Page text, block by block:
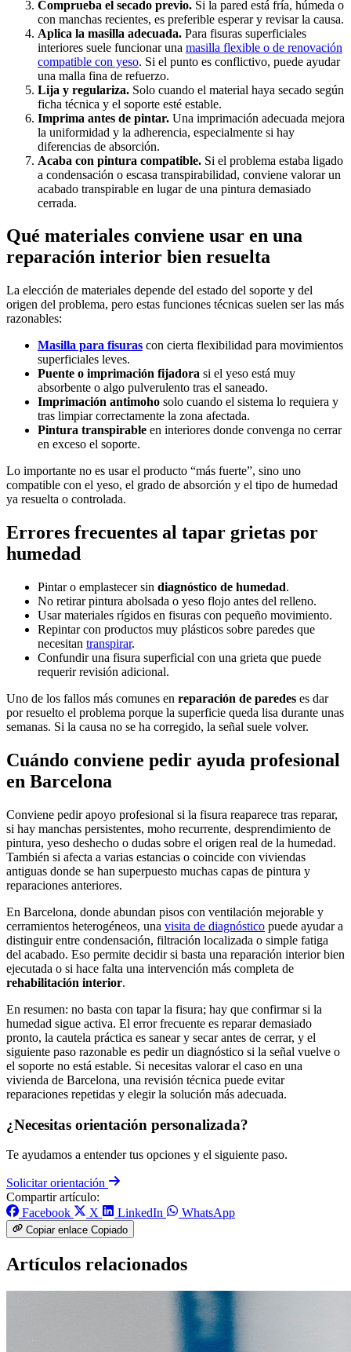
Comprueba el secado previo. Si la pared está fría, húmeda o
con manchas recientes, es preferible esperar y revisar la causa.
Aplica la masilla adecuada. Para fisuras superficiales
interiores suele funcionar una masilla flexible o de renovación
compatible con yeso. Si el punto es conflictivo, puede ayudar
una malla fina de refuerzo.
Lija y regulariza. Solo cuando el material haya secado según
ficha técnica y el soporte esté estable.
Imprima antes de pintar. Una imprimación adecuada mejora
la uniformidad y la adherencia, especialmente si hay
diferencias de absorción.
Acaba con pintura compatible. Si el problema estaba ligado
a condensación o escasa transpirabilidad, conviene valorar un
acabado transpirable en lugar de una pintura demasiado
cerrada.
Qué materiales conviene usar en una
reparación interior bien resuelta
La elección de materiales depende del estado del soporte y del
origen del problema, pero estas funciones técnicas suelen ser las más
razonables:
Masilla para fisuras con cierta flexibilidad para movimientos
superficiales leves.
Puente o imprimación fijadora si el yeso está muy
absorbente o algo pulverulento tras el saneado.
Imprimación antimoho solo cuando el sistema lo requiera y
tras limpiar correctamente la zona afectada.
Pintura transpirable en interiores donde convenga no cerrar
en exceso el soporte.
Lo importante no es usar el producto “más fuerte”, sino uno
compatible con el yeso, el grado de absorción y el tipo de humedad
ya resuelta o controlada.
Errores frecuentes al tapar grietas por
humedad
Pintar o emplastecer sin diagnóstico de humedad.
No retirar pintura abolsada o yeso flojo antes del relleno.
Usar materiales rígidos en fisuras con pequeño movimiento.
Repintar con productos muy plásticos sobre paredes que
necesitan transpirar.
Confundir una fisura superficial con una grieta que puede
requerir revisión adicional.
Uno de los fallos más comunes en reparación de paredes es dar
por resuelto el problema porque la superficie queda lisa durante unas
semanas. Si la causa no se ha corregido, la señal suele volver.
Cuándo conviene pedir ayuda profesional
en Barcelona
Conviene pedir apoyo profesional si la fisura reaparece tras reparar,
si hay manchas persistentes, moho recurrente, desprendimiento de
pintura, yeso deshecho o dudas sobre el origen real de la humedad.
También si afecta a varias estancias o coincide con viviendas
antiguas donde se han superpuesto muchas capas de pintura y
reparaciones anteriores.
En Barcelona, donde abundan pisos con ventilación mejorable y
cerramientos heterogéneos, una visita de diagnóstico puede ayudar a
distinguir entre condensación, filtración localizada o simple fatiga
del acabado. Eso permite decidir si basta una reparación interior bien
ejecutada o si hace falta una intervención más completa de
rehabilitación interior.
En resumen: no basta con tapar la fisura; hay que confirmar si la
humedad sigue activa. El error frecuente es reparar demasiado
pronto, la cautela práctica es sanear y secar antes de cerrar, y el
siguiente paso razonable es pedir un diagnóstico si la señal vuelve o
el soporte no está estable. Si necesitas valorar el caso en una
vivienda de Barcelona, una revisión técnica puede evitar
reparaciones repetidas y elegir la solución más adecuada.
¿Necesitas orientación personalizada?
Te ayudamos a entender tus opciones y el siguiente paso.
Solicitar orientación
Compartir artículo:
Facebook
X LinkedIn WhatsApp
Copiar enlace Copiado
Artículos relacionados